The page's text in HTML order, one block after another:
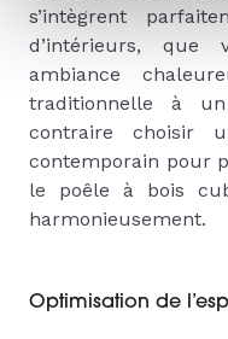
s’intègrent
d’intérieurs, que
ambiance
traditionnelle à
contraire choisir
contemporain pour
le poêle à bois
harmonieusement.
Optimisation de